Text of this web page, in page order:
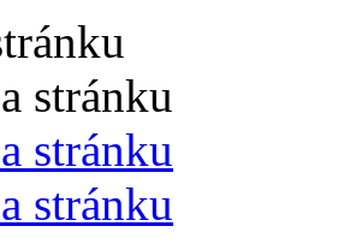
stránku
stránku
stránku